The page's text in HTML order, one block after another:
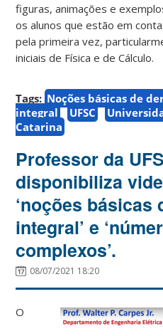
figuras, animações e
os alunos que estão em
pela primeira vez,
iniciais de Física e de Cálculo.
Tags: Noções básicas de
integral
UFSC
Catarina
Professor da
disponibiliza
‘noções básicas
integral’ e
complexos’.
08/07/2021 18:20
O